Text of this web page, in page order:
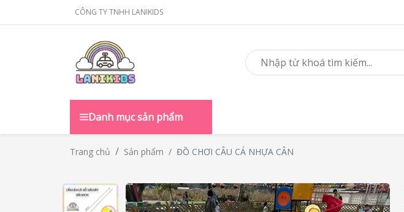
CÔNG TY TNHH LANIKIDS
Danh mục sản phẩm
Trang chủ Sản phẩm ĐỒ CHƠI CÂU CÁ NHỰA CÂN